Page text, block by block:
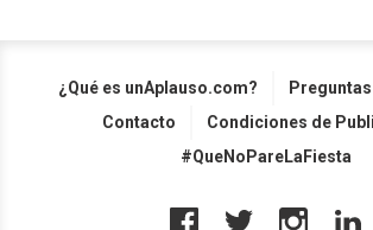
¿Qué es unAplauso.com?
Contacto
Condiciones de
#QueNoPareLaFiesta